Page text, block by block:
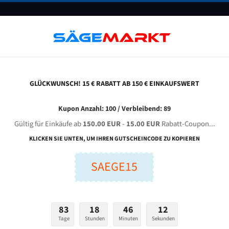
FAQ GUTSCHEINE BLOG KONTAKT
RÜSCH 420 / 500 G für 5890 mm Bi-Metall Bandsägeblätter
Breite (mm):
GLÜCKWUNSCH! 15 € RABATT AB 150 € EINKAUFSWERT
Kupon Anzahl: 100 / Verbleibend: 89
Gültig für Einkäufe ab150.00 EUR- 15.00 EURRabatt-Coupon...
KLICKEN SIE UNTEN, UM IHREN GUTSCHEINCODE ZU KOPIEREN
SAEGE15
83
Tage
18
Stunden
46
Minuten
11
Sekunden